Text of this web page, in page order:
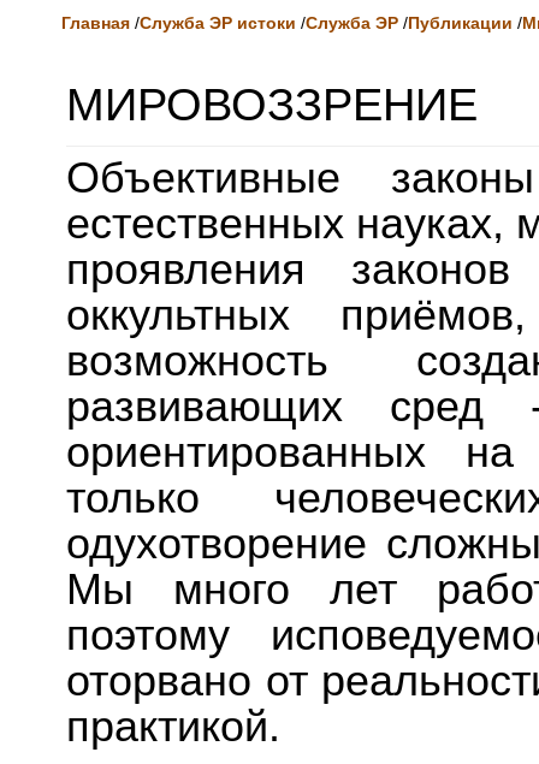
Главная /Служба ЭР истоки /Служба ЭР /Публикации /
МИРОВОЗЗРЕНИЕ
Объективные
естественных
проявления
оккультных
возможность
развивающих
ориентированных
только
одухотворение
Мы много лет
поэтому
оторвано от
практикой.